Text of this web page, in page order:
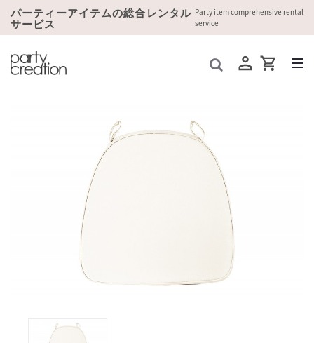
パーティーアイテムの総合レンタル
サービス
Party item comprehensive rental
service